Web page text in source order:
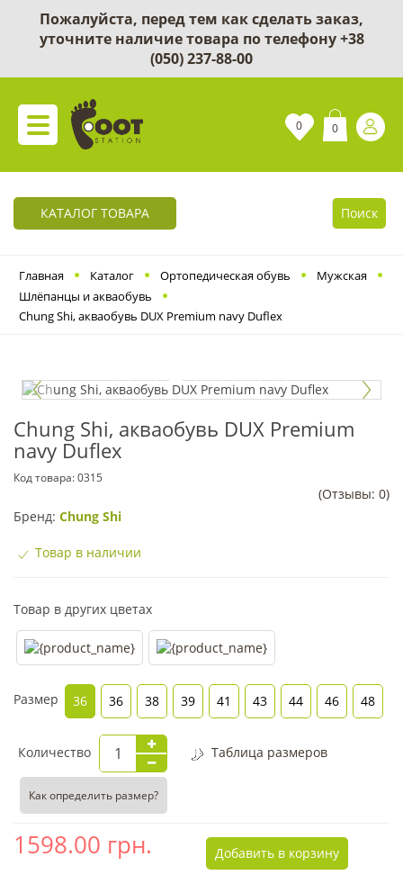
Пожалуйста, перед тем как сделать заказ,
уточните наличие товара по телефону+38
(050) 237-88-00
0 0
КАТАЛОГ ТОВАРА Поиск
Главная Каталог Ортопедическая обувь
Мужская
Шлёпанцы и акваобувь
Chung Shi, акваобувь DUX Premium navy Duflex
Chung Shi, акваобувь DUX Premium
navy Duflex
Код товара:0315
(Отзывы: 0)
Бренд: Chung Shi
Товар в наличии
Товар в других цветах
Размер 36 36 38 39 41 43 44 46 48
Количество Таблица размеров
Как определить размер?
1598.00 грн. Добавить в корзину